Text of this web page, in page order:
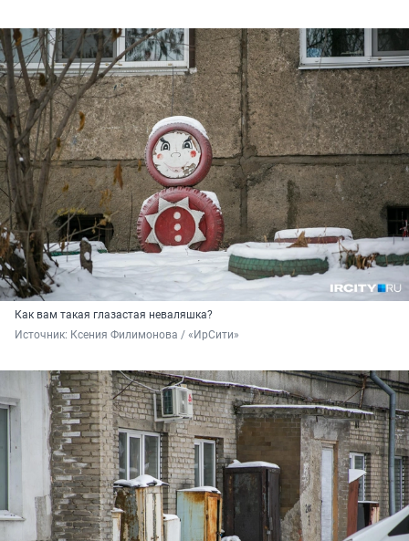
Как вам такая глазастая неваляшка?
Источник: Ксения Филимонова / «ИрСити»